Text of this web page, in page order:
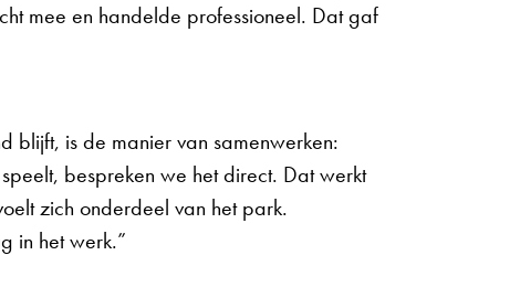
mee en handelde professioneel. Dat gaf
blijft, is de manier van samenwerken:
bespreken we het direct. Dat werkt
zich onderdeel van het park.
in het werk.”